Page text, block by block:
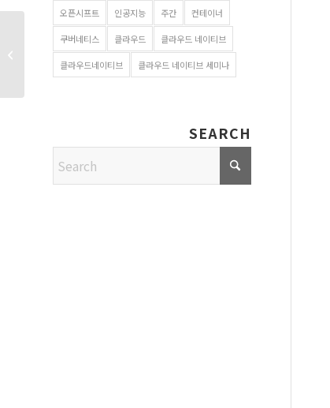
오픈시프트 인공지능 주간 컨테이너
쿠버네티스 클라우드 클라우드 네이티브
클라우드네이티브 클라우드 네이티브 세미나
SEARCH
Red Hat Enterprise
Linux 9.4 출시: 주요 기능
및 업데이트